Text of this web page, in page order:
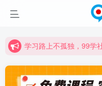
学习路上不孤独，99学社与你同行！分享全网优质VIP资源
学习路上不孤独，99学社与你同行！分享全网优质VIP资源，